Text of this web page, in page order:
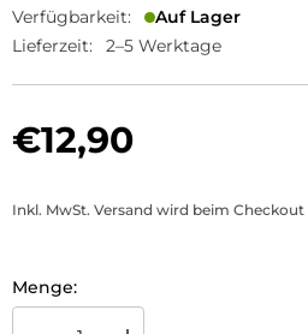
Verfügbarkeit:
Auf Lager
Lieferzeit:
2–5 Werktage
€12,90
Inkl. MwSt. Versand wird beim
Menge: